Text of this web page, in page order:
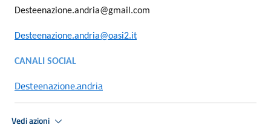
Desteenazione.andria@gmail.com
Desteenazione.andria@oasi2.it
CANALI SOCIAL
Desteenazione.andria
Vedi azioni